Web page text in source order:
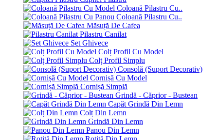
Coloană Pilastru Cu..
Coloană Pilastru Cu..
Măsuță De Cafea
Pilastru Canilat
Set Ghivece
Colț Profil Cu Model
Colț Profil Simplu
Consolă (Suport Decorativ)
Cornișă Cu Model
Cornișă Simplă
Grindă - Căprior - Bustean
Capăt Grindă Din Lemn
Colț Din Lemn
Grindă Din Lemn
Panou Din Lemn